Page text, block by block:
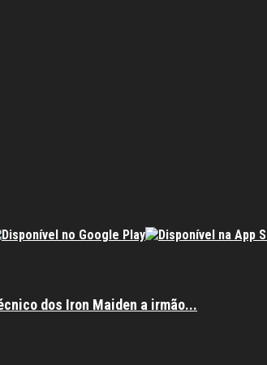
dos Iron Maiden a irmão...